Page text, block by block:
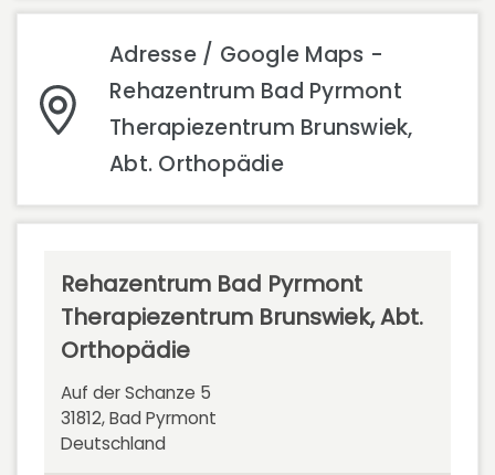
Adresse / Google Maps -
Rehazentrum Bad Pyrmont
Therapiezentrum Brunswiek,
Abt. Orthopädie
Rehazentrum Bad Pyrmont
Therapiezentrum Brunswiek, Abt.
Orthopädie
Auf der Schanze 5
31812, Bad Pyrmont
Deutschland